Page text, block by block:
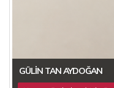
GÜLIN TAN AYDOĞAN